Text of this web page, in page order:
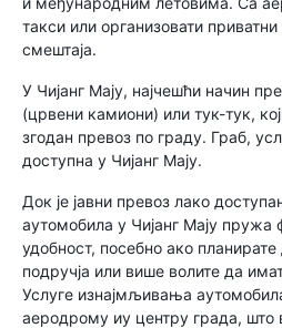
такси или организовати
смештаја.
У Чијанг Мају, најчешћи начин
(црвени камиони) или тук-тук,
згодан превоз по граду. Граб,
доступна у Чијанг Мају.
Док је јавни превоз лако
аутомобила у Чијанг Мају пружа
удобност, посебно ако
подручја или више волите да
Услуге изнајмљивања
аеродрому иу центру града, што